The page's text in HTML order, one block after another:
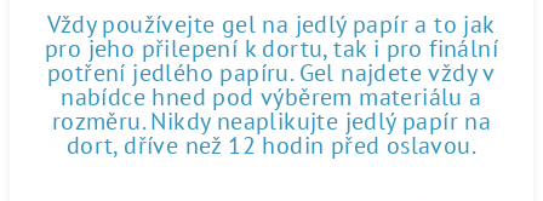
Vždy používejte gel na jedlý papír a to jak
pro jeho přilepení k dortu, tak i pro finální
potření jedlého papíru. Gel najdete vždy v
nabídce hned pod výběrem materiálu a
rozměru. Nikdy neaplikujte jedlý papír na
dort, dříve než 12 hodin před oslavou.